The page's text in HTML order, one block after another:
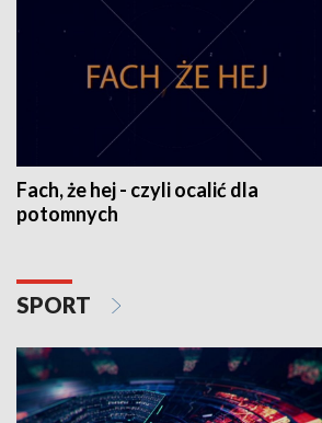
Fach, że hej - czyli ocalić dla
potomnych
SPORT